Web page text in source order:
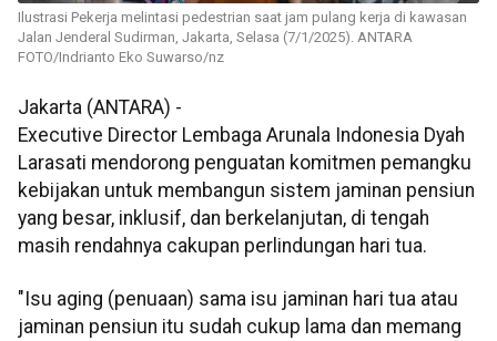
Ilustrasi Pekerja melintasi pedestrian saat jam pulang kerja di kawasan
Jalan Jenderal Sudirman, Jakarta, Selasa (7/1/2025). ANTARA
FOTO/Indrianto Eko Suwarso/nz
Jakarta (ANTARA) -
Executive Director Lembaga Arunala Indonesia Dyah
Larasati mendorong penguatan komitmen pemangku
kebijakan untuk membangun sistem jaminan pensiun
yang besar, inklusif, dan berkelanjutan, di tengah
masih rendahnya cakupan perlindungan hari tua.
"Isu aging (penuaan) sama isu jaminan hari tua atau
jaminan pensiun itu sudah cukup lama dan memang